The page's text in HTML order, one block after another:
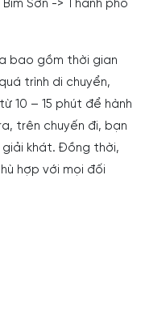
Sơn -> Thành phố
bao gồm thời gian
trình di chuyển,
10 – 15 phút để hành
trên chuyến đi, bạn
khát. Đồng thời,
hợp với mọi đối